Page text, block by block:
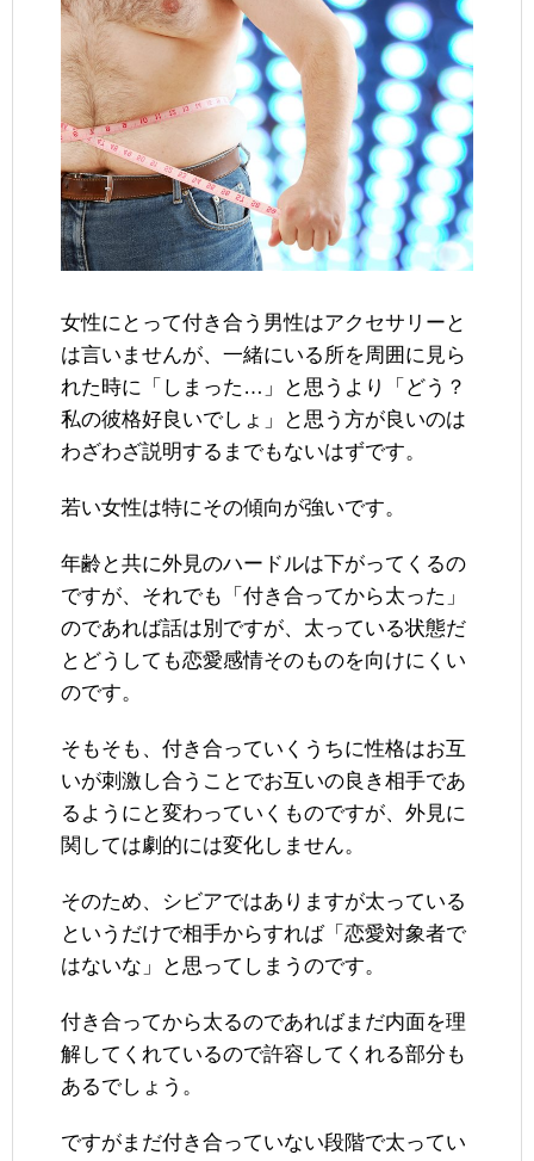
女性にとって付き合う男性はアクセサリーと
は言いませんが、一緒にいる所を周囲に見ら
れた時に「しまった…」と思うより「どう？
私の彼格好良いでしょ」と思う方が良いのは
わざわざ説明するまでもないはずです。
若い女性は特にその傾向が強いです。
年齢と共に外見のハードルは下がってくるの
ですが、それでも「付き合ってから太った」
のであれば話は別ですが、太っている状態だ
とどうしても恋愛感情そのものを向けにくい
のです。
そもそも、付き合っていくうちに性格はお互
いが刺激し合うことでお互いの良き相手であ
るようにと変わっていくものですが、外見に
関しては劇的には変化しません。
そのため、シビアではありますが太っている
というだけで相手からすれば「恋愛対象者で
はないな」と思ってしまうのです。
付き合ってから太るのであればまだ内面を理
解してくれているので許容してくれる部分も
あるでしょう。
ですがまだ付き合っていない段階で太ってい